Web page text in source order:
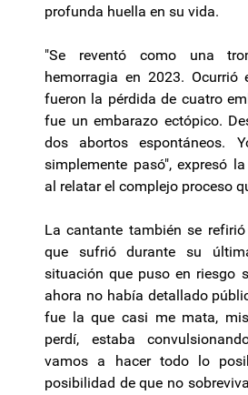
profunda huella en su vida.
"Se reventó como una
hemorragia en 2023. Ocurrió
fueron la pérdida de cuatro
fue un embarazo ectópico.
dos abortos espontáneos.
simplemente pasó", expresó
al relatar el complejo proceso
La cantante también se
que sufrió durante su
situación que puso en riesgo
ahora no había detallado
fue la que casi me mata,
perdí, estaba
vamos a hacer todo lo
posibilidad de que no